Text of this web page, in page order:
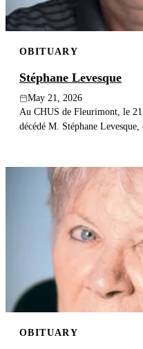
OBITUARY
Stéphane Levesque
May 21, 2026
Au CHUS de Fleurimont, le
décédé M. Stéphane Levesque,
OBITUARY